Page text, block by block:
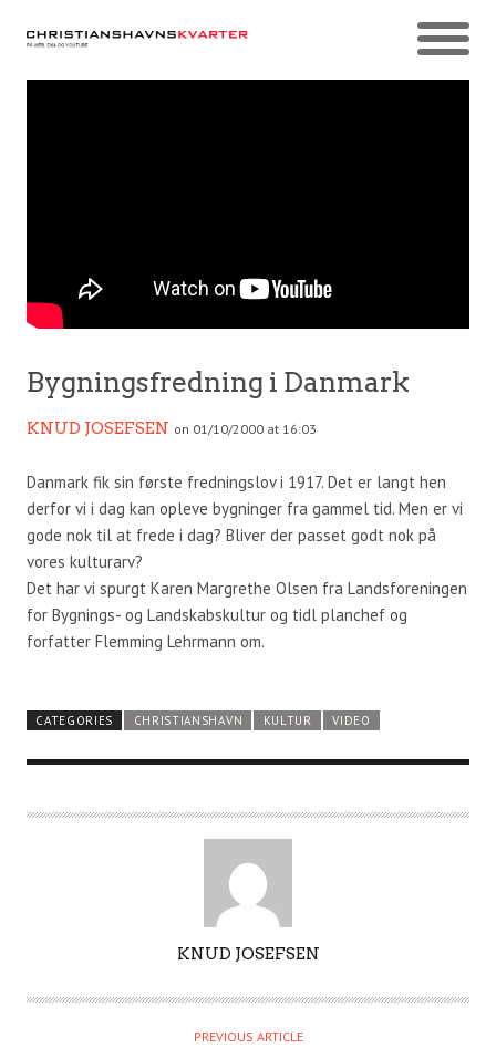
Bygningsfredning i Danmark
KNUD JOSEFSEN on 01/10/2000 at 16:03
Danmark fik sin første fredningslov i 1917. Det er langt hen
derfor vi i dag kan opleve bygninger fra gammel tid. Men er vi
gode nok til at frede i dag? Bliver der passet godt nok på
vores kulturarv?
Det har vi spurgt Karen Margrethe Olsen fra Landsforeningen
for Bygnings- og Landskabskultur og tidl planchef og
forfatter Flemming Lehrmann om.
CATEGORIES CHRISTIANSHAVN KULTUR VIDEO
T
KNUD JOSEFSEN
PREVIOUS ARTICLE